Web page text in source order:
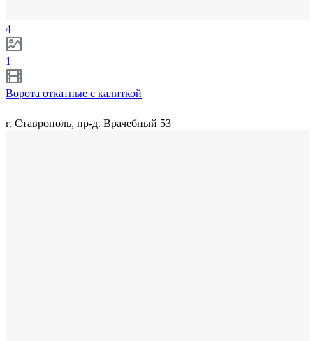
4
1
Ворота откатные с калиткой
г. Ставрополь, пр-д. Врачебный 53